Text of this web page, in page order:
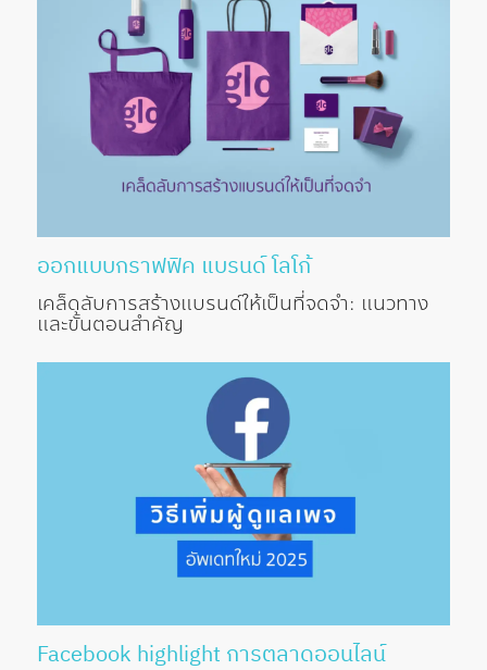
ออกแบบกราฟฟิค แบรนด์ โลโก้
เคล็ดลับการสร้างแบรนด์ให้เป็นที่จดจำ: แนวทาง
และขั้นตอนสำคัญ
Facebook highlight การตลาดออนไลน์